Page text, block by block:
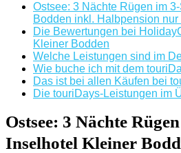
Ostsee: 3 Nächte Rügen im
Bodden inkl. Halbpension nur
Die Bewertungen bei
Kleiner Bodden
Welche Leistungen sind im
Wie buche ich mit dem
Das ist bei allen Käufen bei
Die touriDays-Leistungen im
Ostsee: 3 Nächte
Inselhotel Kleiner